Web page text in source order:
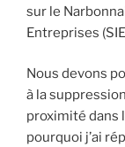
sur le
Entreprises
Nous devons
à la
proximité dans
pourquoi j’ai